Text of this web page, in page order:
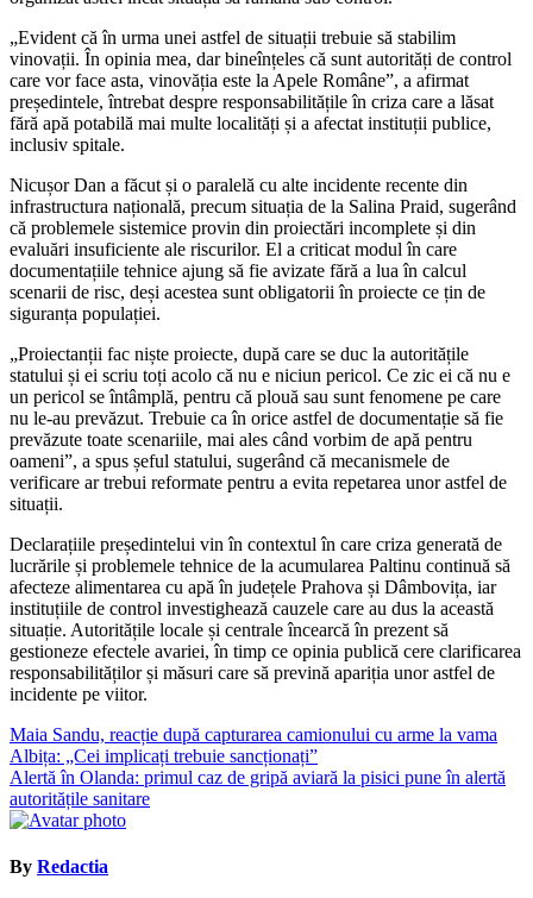
„Evident că în urma unei astfel de situații trebuie să stabilim
vinovații. În opinia mea, dar bineînțeles că sunt autorități de control
care vor face asta, vinovăția este la Apele Române”, a afirmat
președintele, întrebat despre responsabilitățile în criza care a lăsat
fără apă potabilă mai multe localități și a afectat instituții publice,
inclusiv spitale.
Nicușor Dan a făcut și o paralelă cu alte incidente recente din
infrastructura națională, precum situația de la Salina Praid, sugerând
că problemele sistemice provin din proiectări incomplete și din
evaluări insuficiente ale riscurilor. El a criticat modul în care
documentațiile tehnice ajung să fie avizate fără a lua în calcul
scenarii de risc, deși acestea sunt obligatorii în proiecte ce țin de
siguranța populației.
„Proiectanții fac niște proiecte, după care se duc la autoritățile
statului și ei scriu toți acolo că nu e niciun pericol. Ce zic ei că nu e
un pericol se întâmplă, pentru că plouă sau sunt fenomene pe care
nu le-au prevăzut. Trebuie ca în orice astfel de documentație să fie
prevăzute toate scenariile, mai ales când vorbim de apă pentru
oameni”, a spus șeful statului, sugerând că mecanismele de
verificare ar trebui reformate pentru a evita repetarea unor astfel de
situații.
Declarațiile președintelui vin în contextul în care criza generată de
lucrările și problemele tehnice de la acumularea Paltinu continuă să
afecteze alimentarea cu apă în județele Prahova și Dâmbovița, iar
instituțiile de control investighează cauzele care au dus la această
situație. Autoritățile locale și centrale încearcă în prezent să
gestioneze efectele avariei, în timp ce opinia publică cere clarificarea
responsabilităților și măsuri care să prevină apariția unor astfel de
incidente pe viitor.
Navigare
în
articole
Maia Sandu, reacție după capturarea camionului cu arme la vama
Albița: „Cei implicați trebuie sancționați”
Alertă în Olanda: primul caz de gripă aviară la pisici pune în alertă
autoritățile sanitare
By Redactia